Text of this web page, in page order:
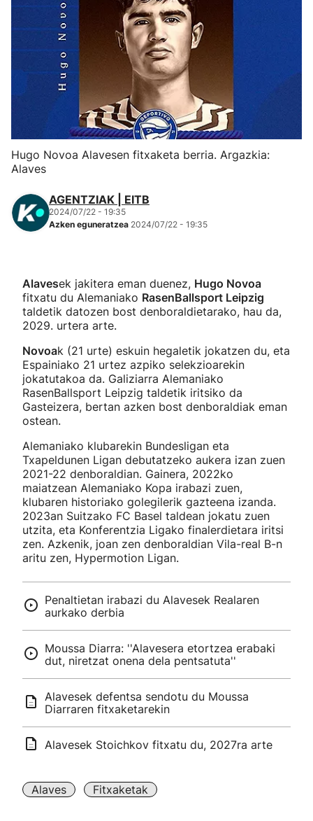
Herri-kirolak
Eskubaloia
Atletismoa
Mendi-lasterketak
Kirol gehiago
Hugo Novoa Alavesen fitxaketa berria. Argazkia:
Alaves
AGENTZIAK | EITB
2024/07/22 - 19:35
Azken eguneratzea 2024/07/22 - 19:35
Alavesek jakitera eman duenez, Hugo Novoa
fitxatu du Alemaniako RasenBallsport Leipzig
taldetik datozen bost denboraldietarako, hau da,
2029. urtera arte.
Novoak (21 urte) eskuin hegaletik jokatzen du, eta
Espainiako 21 urtez azpiko selekzioarekin
jokatutakoa da. Galiziarra Alemaniako
RasenBallsport Leipzig taldetik iritsiko da
Gasteizera, bertan azken bost denboraldiak eman
ostean.
Alemaniako klubarekin Bundesligan eta
Txapeldunen Ligan debutatzeko aukera izan zuen
2021-22 denboraldian. Gainera, 2022ko
maiatzean Alemaniako Kopa irabazi zuen,
klubaren historiako golegilerik gazteena izanda.
2023an Suitzako FC Basel taldean jokatu zuen
utzita, eta Konferentzia Ligako finalerdietara iritsi
zen. Azkenik, joan zen denboraldian Vila-real B-n
aritu zen, Hypermotion Ligan.
Penaltietan irabazi du Alavesek Realaren
aurkako derbia
Moussa Diarra: ''Alavesera etortzea erabaki
dut, niretzat onena dela pentsatuta''
Alavesek defentsa sendotu du Moussa
Diarraren fitxaketarekin
Alavesek Stoichkov fitxatu du, 2027ra arte
Alaves Fitxaketak